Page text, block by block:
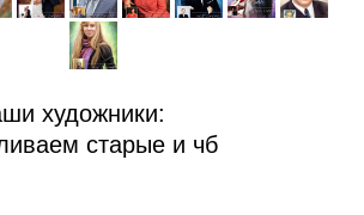
художники:
старые и чб